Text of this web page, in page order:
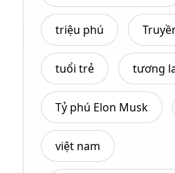
triệu phú
tuổi trẻ tương
Tỷ phú Elon Musk
việt nam